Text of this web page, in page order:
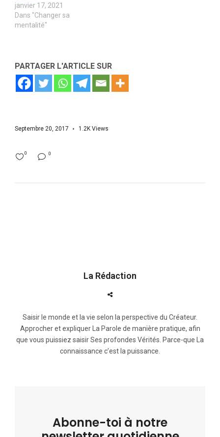
janvier 17, 2021
Dans "Changer sa
mentalité"
PARTAGER L'ARTICLE SUR
Septembre 20, 2017 1.2K Views
0
0
La Rédaction
Saisir le monde et la vie selon la perspective du Créateur.
Approcher et expliquer La Parole de manière pratique, afin
que vous puissiez saisir Ses profondes Vérités. Parce-que La
connaissance c’est la puissance.
Abonne-toi à notre